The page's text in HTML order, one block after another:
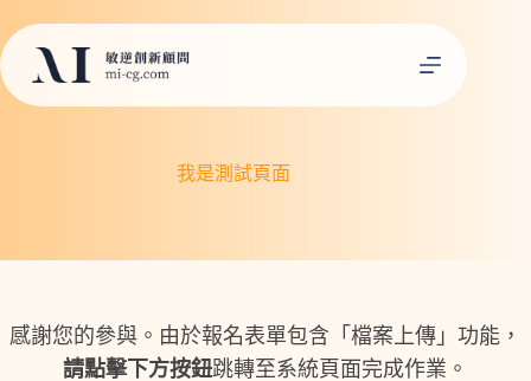
至
主
要
我是測試頁面
感謝您的參與。由於報名表單包含「檔案上傳」功能，
請點擊下方按鈕跳轉至系統頁面完成作業。